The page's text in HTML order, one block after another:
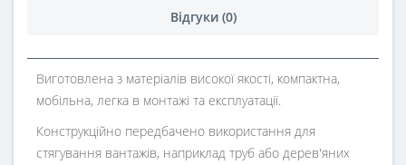
Відгуки (0)
Виготовлена з матеріалів високої якості, компактна,
мобільна, легка в монтажі та експлуатації.
Конструкційно передбачено використання для
стягування вантажів, наприклад труб або дерев'яних